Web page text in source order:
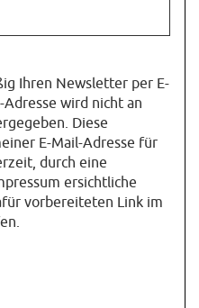
Ihren Newsletter per E-
wird nicht an
Diese
E-Mail-Adresse für
durch eine
ersichtliche
vorbereiteten Link im